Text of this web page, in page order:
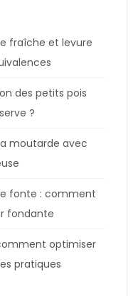
fraîche et levure
des petits pois
?
moutarde avec
fonte : comment
fondante
optimiser
pratiques